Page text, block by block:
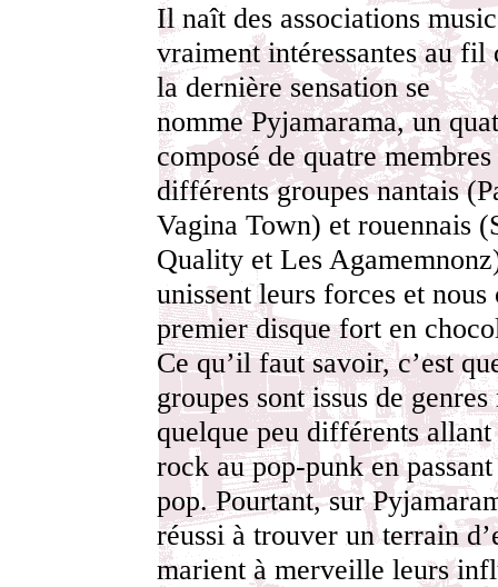
Il naît des associations
vraiment intéressantes au fil
la dernière sensation se
nomme Pyjamarama, un
composé de quatre membres
différents groupes nantais
Vagina Town) et rouennais
Quality et Les
unissent leurs forces et
premier disque fort en
Ce qu’il faut savoir, c’est
groupes sont issus de
quelque peu différents
rock au pop-punk en
pop. Pourtant, sur
réussi à trouver un terrain
marient à merveille leurs